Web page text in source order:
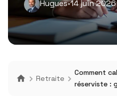
Hugues•14 juin 2026
Retraite
Comment
réserviste :